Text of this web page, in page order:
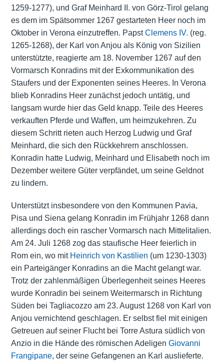
1259-1277), und Graf Meinhard II. von Görz-Tirol gelang
es dem im Spätsommer 1267 gestarteten Heer noch im
Oktober in Verona einzutreffen. PapstClemens IV. (reg.
1265-1268), der Karl von Anjou als König von Sizilien
unterstützte, reagierte am 18. November 1267 auf den
Vormarsch Konradins mit der Exkommunikation des
Staufers und der Exponenten seines Heeres. In Verona
blieb Konradins Heer zunächst jedoch untätig, und
langsam wurde hier das Geld knapp. Teile des Heeres
verkauften Pferde und Waffen, um heimzukehren. Zu
diesem Schritt rieten auch Herzog Ludwig und Graf
Meinhard, die sich den Rückkehrern anschlossen.
Konradin hatte Ludwig, Meinhard und Elisabeth noch im
Dezember weitere Güter verpfändet, um seine Geldnot
zu lindern.
Unterstützt insbesondere von den Kommunen Pavia,
Pisa und Siena gelang Konradin im Frühjahr 1268 dann
allerdings doch ein rascher Vormarsch nach Mittelitalien.
Am 24. Juli 1268 zog das staufische Heer feierlich in
Rom ein, wo mit Heinrich von Kastilien (um 1230-1303)
ein Parteigänger Konradins an die Macht gelangt war.
Trotz der zahlenmäßigen Überlegenheit seines Heeres
wurde Konradin bei seinem Weitermarsch in Richtung
Süden bei Tagliacozzo am 23. August 1268 von Karl von
Anjou vernichtend geschlagen. Er selbst fiel mit einigen
Getreuen auf seiner Flucht bei Torre Astura südlich von
Anzio in die Hände des römischen Adeligen Giovanni
Frangipane, der seine Gefangenen an Karl auslieferte.